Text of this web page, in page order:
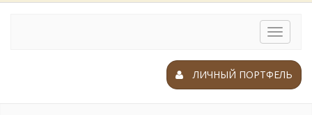
Toggle
ЛИЧНЫЙ ПОРТФЕЛЬ